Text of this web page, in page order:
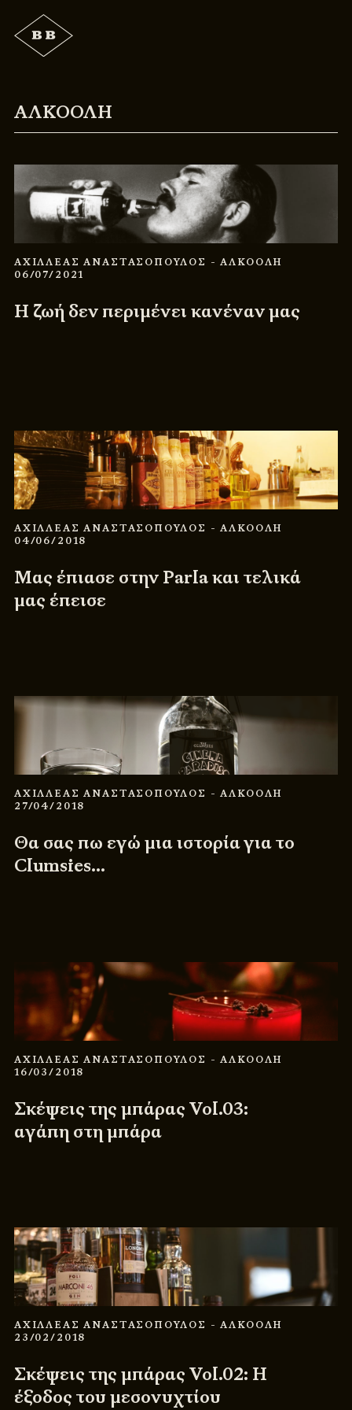
ΑΛΚΟΟΛΗ
ΑΧΙΛΛΕΑΣ ΑΝΑΣΤΑΣΟΠΟΥΛΟΣ - ΑΛΚΟΟΛΗ
06/07/2021
Η ζωή δεν περιμένει κανέναν μας
ΑΧΙΛΛΕΑΣ ΑΝΑΣΤΑΣΟΠΟΥΛΟΣ - ΑΛΚΟΟΛΗ
04/06/2018
Μας έπιασε στην Parla και τελικά
μας έπεισε
ΑΧΙΛΛΕΑΣ ΑΝΑΣΤΑΣΟΠΟΥΛΟΣ - ΑΛΚΟΟΛΗ
27/04/2018
Θα σας πω εγώ μια ιστορία για το
Clumsies…
ΑΧΙΛΛΕΑΣ ΑΝΑΣΤΑΣΟΠΟΥΛΟΣ - ΑΛΚΟΟΛΗ
16/03/2018
Σκέψεις της μπάρας Vol.03:
αγάπη στη μπάρα
ΑΧΙΛΛΕΑΣ ΑΝΑΣΤΑΣΟΠΟΥΛΟΣ - ΑΛΚΟΟΛΗ
23/02/2018
Σκέψεις της μπάρας Vol.02: Η
έξοδος του μεσονυχτίου